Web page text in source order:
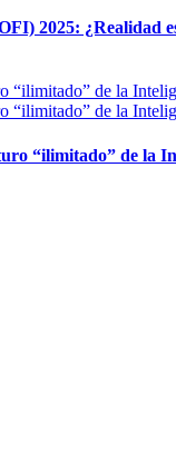
2025: ¿Realidad
“ilimitado” de la